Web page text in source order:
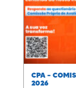
CPA –
2026